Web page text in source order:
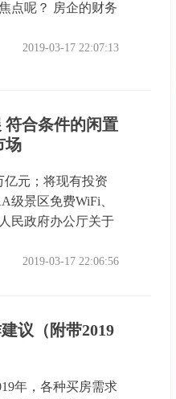
点呢？ 房企的财务
2019-03-17 22:07:13
符合条件的闲置
场
亿元；将现有投资
级景区免费WiFi、
民政府办公厅关于
2019-03-17 22:06:56
议（附带2019
年，各种买房需求